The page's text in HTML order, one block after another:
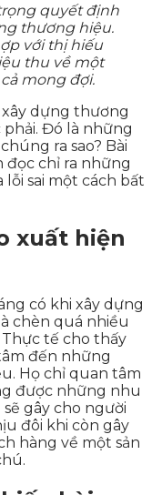
quyết định
thương hiệu.
với thị hiếu
thu về một
mong đợi.
xây dựng thương
phải. Đó là những
ra sao? Bài
đọc chỉ ra những
lỗi sai một cách bất
xuất hiện
có khi xây dựng
chèn quá nhiều
tế cho thấy
đến những
Họ chỉ quan tâm
được những nhu
gây cho người
đôi khi còn gây
hàng về một sản